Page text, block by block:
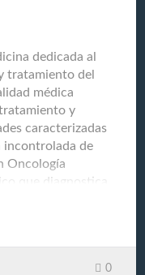
dedicada al
tratamiento del
médica
y
caracterizadas
incontrolada de
Oncología
que diagnostica
el encargado de
con cáncer,
0